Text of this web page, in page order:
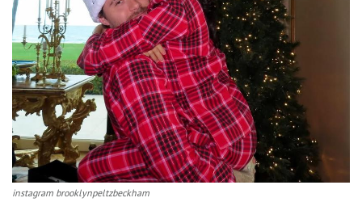
instagram brooklynpeltzbeckham